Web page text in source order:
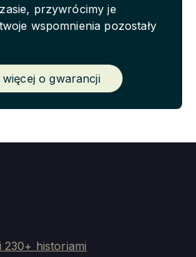
przywrócimy je
wspomnienia pozostały
o gwarancji
230+ historiami